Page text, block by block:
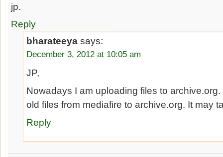
jp.
Reply
bharateeya says:
December 3, 2012 at 10:05 am
JP,
Nowadays I am uploading files to
old files from mediafire to archive.org. It may
Reply